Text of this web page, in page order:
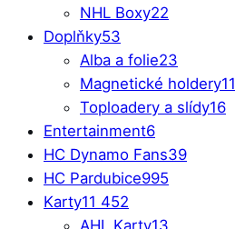
NHL Boxy22
Doplňky53
Alba a folie23
Magnetické holdery11
Toploadery a slídy16
Entertainment6
HC Dynamo Fans39
HC Pardubice995
Karty11 452